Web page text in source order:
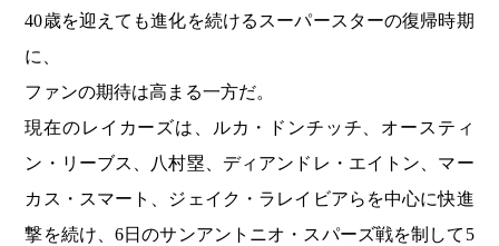
40歳を迎えても進化を続けるスーパースターの復帰時期
に、
ファンの期待は高まる一方だ。
現在のレイカーズは、ルカ・ドンチッチ、オースティ
ン・リーブス、八村塁、ディアンドレ・エイトン、マー
カス・スマート、ジェイク・ラレイビアらを中心に快進
撃を続け、6日のサンアントニオ・スパーズ戦を制して5